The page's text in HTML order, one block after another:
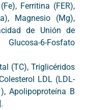
Ferritina (FER),
Magnesio (Mg),
de Unión de
6-Fosfato
(TC), Triglicéridos
LDL (LDL-
Apolipoproteína B